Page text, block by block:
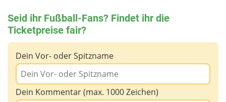
Seid ihr Fußball-Fans? Findet ihr die
Ticketpreise fair?
Dein Vor- oder Spitzname
Dein Kommentar (max. 1000 Zeichen)